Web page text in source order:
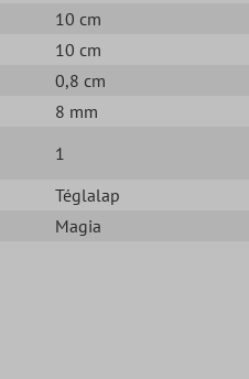
10 cm
10 cm
0,8 cm
8 mm
1
Téglalap
Magia